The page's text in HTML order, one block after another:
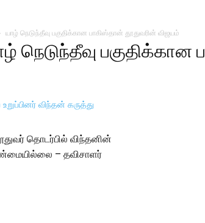
யாழ் நெடுந்தீவு பகுதிக்கான பாகிஸ்தான் தூதுவரின் விஜயம்
நெடுந்தீவு பகுதிக்கான
தொடர்பில் விந்தனின்
– தவிசாளர்